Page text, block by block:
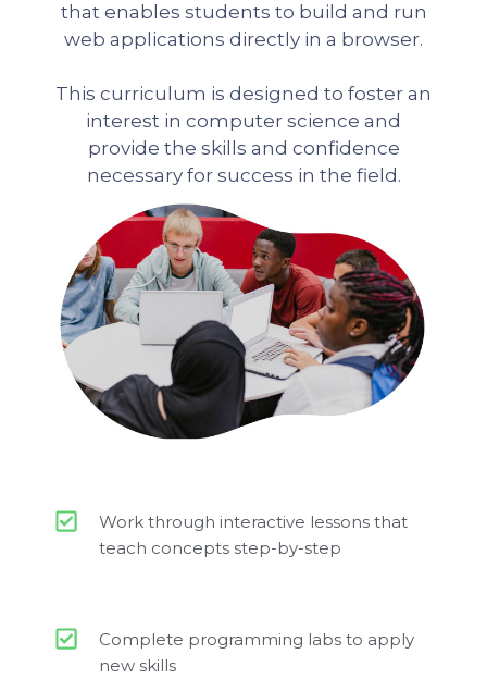
that enables students to build and run
web applications directly in a browser.
This curriculum is designed to foster an
interest in computer science and
provide the skills and confidence
necessary for success in the field.
Work through interactive lessons that
teach concepts step-by-step
Complete programming labs to apply
new skills